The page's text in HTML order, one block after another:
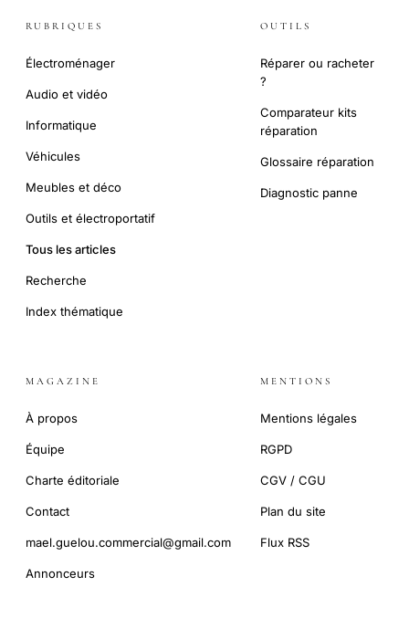
RUBRIQUES
Électroménager
Audio et vidéo
Informatique
Véhicules
Meubles et déco
Outils et électroportatif
Tous les articles
Recherche
Index thématique
OUTILS
Réparer ou racheter
?
Comparateur kits
réparation
Glossaire réparation
Diagnostic panne
MAGAZINE
À propos
Équipe
Charte éditoriale
Contact
mael.guelou.commercial@gmail.com
Annonceurs
MENTIONS
Mentions légales
RGPD
CGV / CGU
Plan du site
Flux RSS